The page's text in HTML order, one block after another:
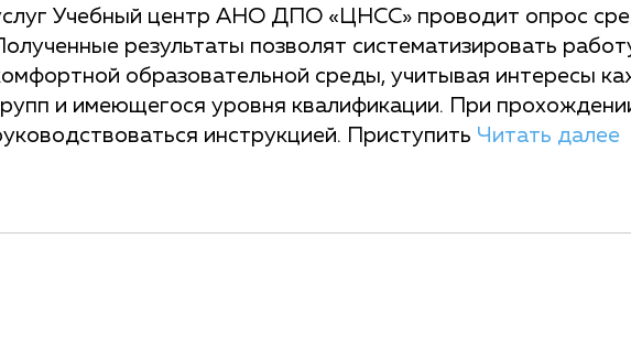
Учебный центр АНО ДПО «ЦНСС» проводит опрос
результаты позволят систематизировать
образовательной среды, учитывая интересы
и имеющегося уровня квалификации. При
инструкцией. Приступить Читать далее